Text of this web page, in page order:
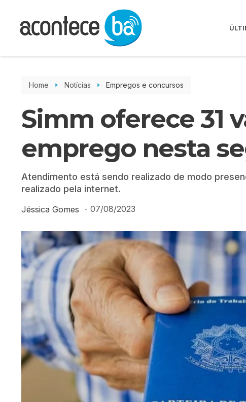
Home Notícias Empregos e concursos
Simm oferece 31
emprego nesta
Atendimento está sendo realizado de modo
realizado pela internet.
Jéssica Gomes - 07/08/2023